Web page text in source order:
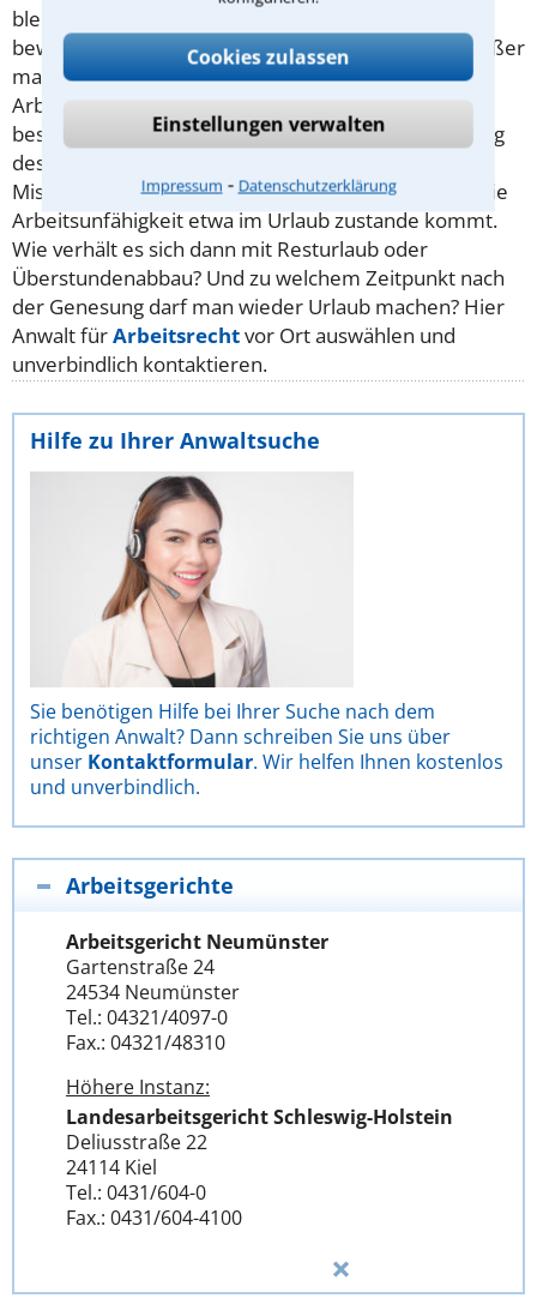
Cookies zulassen
Einstellungen verwalten
Impressum ⁃ Datenschutzerklärung
bleiben. Anders herum ist ein Bürojob nach wie
bewältigbar, wenn man das Bein gebrochen hat - außer
man trägt große Schmerzen davon. Eine
Arbeitsunfähigkeit sollte unbedingt von einem Arzt
bestätigt werden. Auch eine unverzügliche Mitteilung
des Arbeitgebers ist ebenfalls dringend anzuraten.
Missverständnisse gibt es häufig etwa dann, wenn die
Arbeitsunfähigkeit etwa im Urlaub zustande kommt.
Wie verhält es sich dann mit Resturlaub oder
Überstundenabbau? Und zu welchem Zeitpunkt nach
der Genesung darf man wieder Urlaub machen? Hier
Anwalt fürArbeitsrechtvor Ort auswählen und
unverbindlich kontaktieren.
Hilfe zu Ihrer Anwaltsuche
Sie benötigen Hilfe bei Ihrer Suche nach dem
richtigen Anwalt? Dann schreiben Sie uns über
unser Kontaktformular. Wir helfen Ihnen kostenlos
und unverbindlich.
Arbeitsgerichte
Arbeitsgericht Neumünster
Gartenstraße 24
24534 Neumünster
Tel.: 04321/4097-0
Fax.: 04321/48310
Höhere Instanz:
Landesarbeitsgericht Schleswig-Holstein
Deliusstraße 22
24114 Kiel
Tel.: 0431/604-0
Fax.: 0431/604-4100